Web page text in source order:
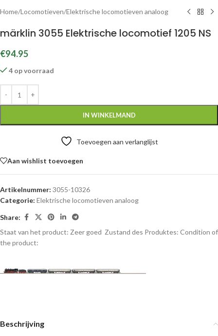
Home/Locomotieven/Elektrische locomotieven analoog
märklin 3055 Elektrische locomotief 1205 NS
€94.95
4 op voorraad
IN WINKELMAND
Toevoegen aan verlanglijst
Aan wishlist toevoegen
Artikelnummer: 3055-10326
Categorie: Elektrische locomotieven analoog
Share:
Staat van het product: Zeer goed Zustand des Produktes: Condition of
the product:
Beschrijving